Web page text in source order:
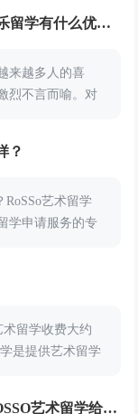
问：Trinity音乐等级认证是什么？对音乐留学有什么优势？
来越多人的喜
烈不言而喻。对
？
艺术留学
学申请服务的专
术留学收费大约
是提供艺术留学
问：艺术留学作品集如何准备？上海ROSSO艺术留学给你回答